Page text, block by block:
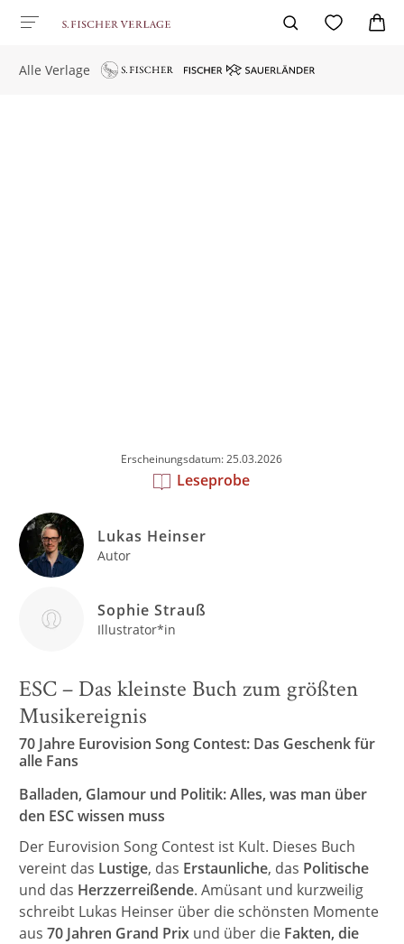
Alle Verlage
Erscheinungsdatum: 25.03.2026
Leseprobe
Lukas Heinser
Autor
Sophie Strauß
Illustrator*in
ESC – Das kleinste Buch zum größten
Musikereignis
70 Jahre Eurovision Song Contest: Das Geschenk für
alle Fans
Balladen, Glamour und Politik:Alles, was man über
den ESC wissen muss
Der Eurovision Song Contest ist Kult. Dieses Buch
vereint das Lustige, das Erstaunliche, das Politische
und das Herzzerreißende. Amüsant und kurzweilig
schreibt Lukas Heinser über die schönsten Momente
aus 70 Jahren Grand Prix und über die Fakten, die